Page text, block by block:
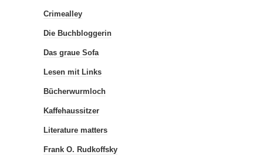
Crimealley
Die Buchbloggerin
Das graue Sofa
Lesen mit Links
Bücherwurmloch
Kaffehaussitzer
Literature matters
Frank O. Rudkoffsky